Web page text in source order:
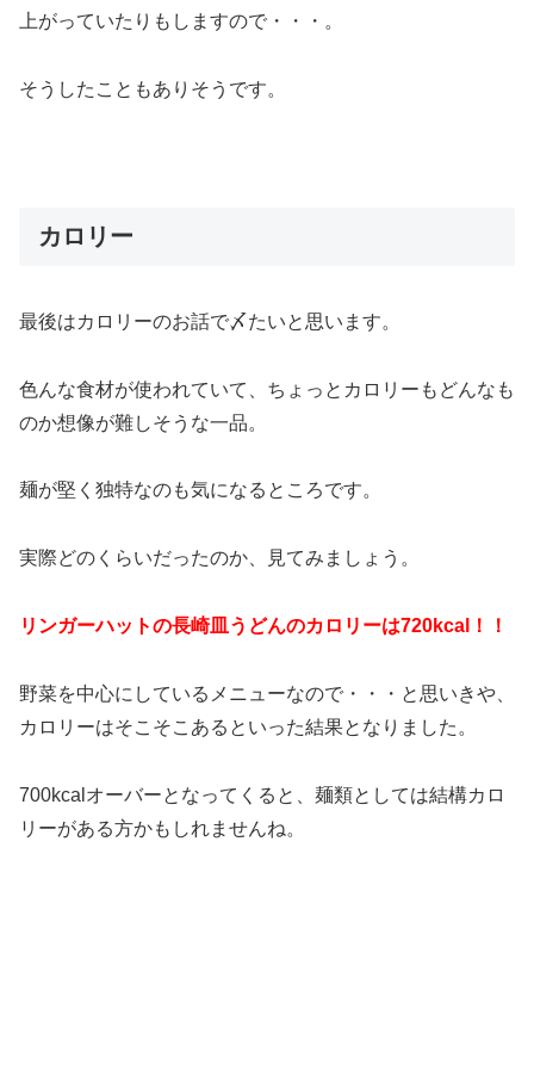
上がっていたりもしますので・・・。
そうしたこともありそうです。
カロリー
最後はカロリーのお話で〆たいと思います。
色んな食材が使われていて、ちょっとカロリーもどんなも
のか想像が難しそうな一品。
麺が堅く独特なのも気になるところです。
実際どのくらいだったのか、見てみましょう。
リンガーハットの長崎皿うどんのカロリーは720kcal！！
野菜を中心にしているメニューなので・・・と思いきや、
カロリーはそこそこあるといった結果となりました。
700kcalオーバーとなってくると、麺類としては結構カロ
リーがある方かもしれませんね。